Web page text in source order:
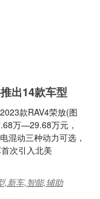
出14款车型
款RAV4荣放(图
万—29.68万元，
混动三种动力可选，
次引入北美
,新车,智能,辅助